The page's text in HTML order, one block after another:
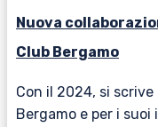
Nuova
Club Bergamo
Con il 2024, si scrive
Bergamo e per i